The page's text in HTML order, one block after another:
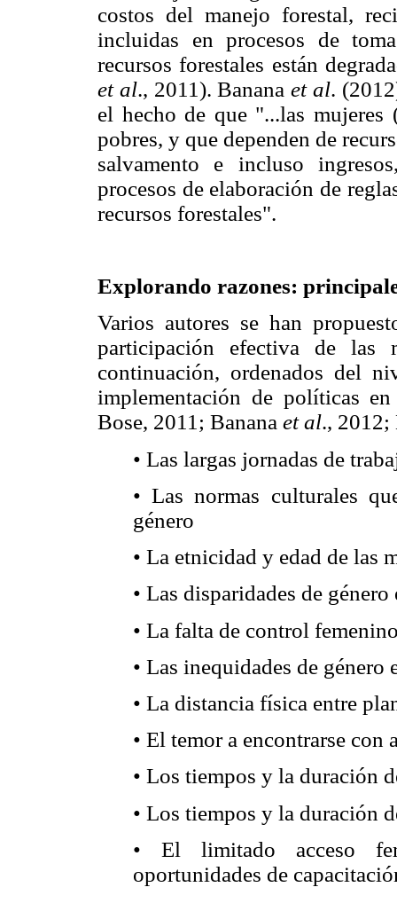
costos del manejo forestal,
incluidas en procesos de
recursos forestales están
et al., 2011). Bananaet al.
el hecho de que "...las mujeres
pobres, y que dependen de
salvamento e incluso
procesos de elaboración de
recursos forestales".
Explorando razones:
Varios autores se han
participación efectiva de las
continuación, ordenados del
implementación de políticas
Bose, 2011; Banana et al.,
• Las largas jornadas de
• Las normas culturales
género
• La etnicidad y edad de las
• Las disparidades de
• La falta de control
• Las inequidades de
• La distancia física entre
• El temor a encontrarse
• Los tiempos y la duración
• Los tiempos y la duración
• El limitado acceso
oportunidades de